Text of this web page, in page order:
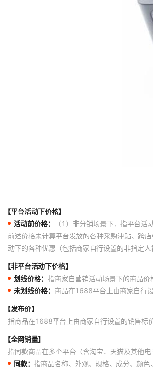
【平台活动下价格】
活动前价格：
（1）非分销场景下，指平台
前述价格未计算平台发放的各种采购津贴、跨
动下的各种优惠（包括商家自行设置的非指定
【非平台活动下价格】
划线价格： 指商家自营销活动场景下的商品
未划线价格： 商品在1688平台上由商家自行
【发布价】
指商品在1688平台上由商家自行设置的销售标
【全网销量】
指同款商品在多个平台（含淘宝、天猫及其他
同款： 指商品名称、外观、规格、成分、颜